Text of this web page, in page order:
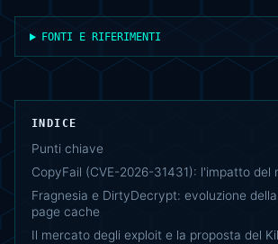
FONTI E RIFERIMENTI
INDICE
Punti chiave
CopyFail (CVE-2026-31431): l'impatto del
Fragnesia e DirtyDecrypt: evoluzione
page cache
Il mercato degli exploit e la proposta del